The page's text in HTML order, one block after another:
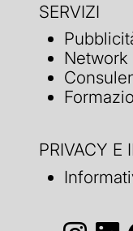
SERVIZI
Network
PRIVACY E